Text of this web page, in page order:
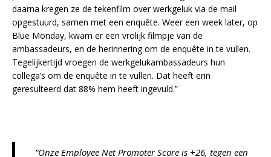
daarna kregen ze de tekenfilm over werkgeluk via de mail
opgestuurd, samen met een enquête. Weer een week later, op
Blue Monday, kwam er een vrolijk filmpje van de
ambassadeurs, en de herinnering om de enquête in te vullen.
Tegelijkertijd vroegen de werkgelukambassadeurs hun
collega’s om de enquête in te vullen. Dat heeft erin
geresulteerd dat 88% hem heeft ingevuld.”
“Onze Employee Net Promoter Score is +26, tegen een